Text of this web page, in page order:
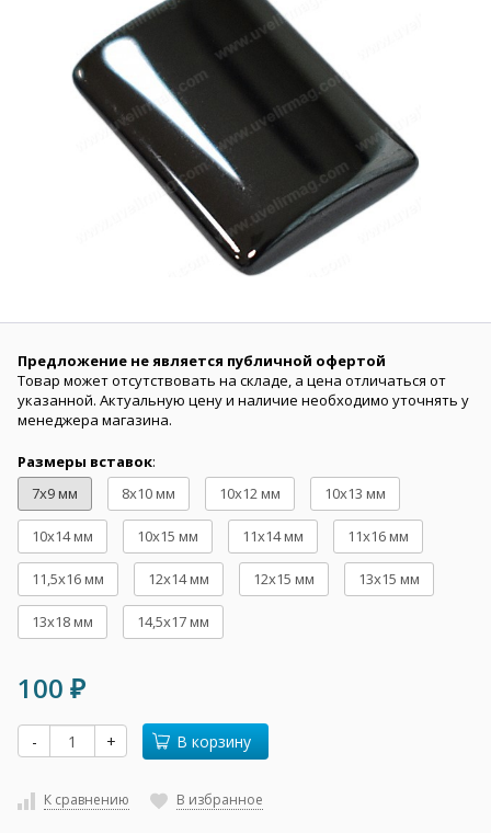
Предложение не является публичной офертой
Товар может отсутствовать на складе, а цена отличаться от
указанной. Актуальную цену и наличие необходимо уточнять у
менеджера магазина.
Размеры вставок:
7х9 мм
8х10 мм 10х12 мм 10х13 мм
10х14 мм 10х15 мм 11х14 мм 11х16 мм
11,5х16 мм 12х14 мм 12х15 мм 13х15 мм
13х18 мм 14,5х17 мм
100 ₽
- + В корзину
К сравнению В избранное